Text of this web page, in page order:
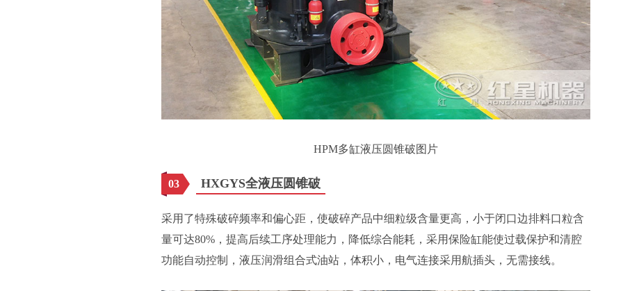
HPM多缸液压圆锥破图片
03 HXGYS全液压圆锥破
采用了特殊破碎频率和偏心距，使破碎产品中细粒级含量更高，小于闭口边排料口粒含
量可达80%，提高后续工序处理能力，降低综合能耗，采用保险缸能使过载保护和清腔
功能自动控制，液压润滑组合式油站，体积小，电气连接采用航插头，无需接线。